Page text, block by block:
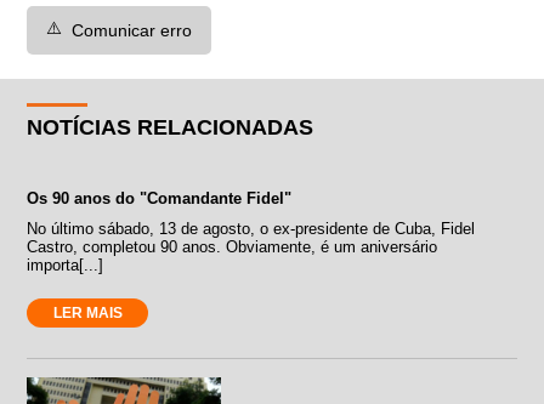
⚠️ Comunicar erro
NOTÍCIAS RELACIONADAS
Os 90 anos do "Comandante Fidel"
No último sábado, 13 de agosto, o ex-presidente de Cuba, Fidel
Castro, completou 90 anos. Obviamente, é um aniversário
importa[...]
LER MAIS